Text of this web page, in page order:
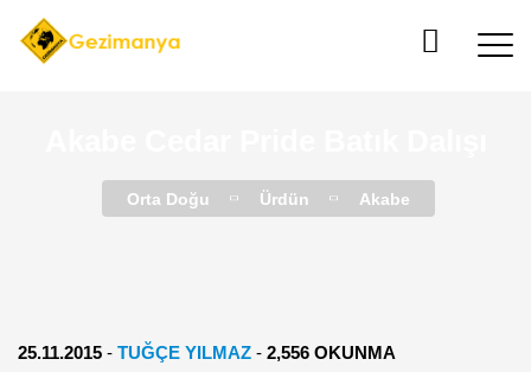
Orta Doğu Ürdün Akabe
25.11.2015 - TUĞÇE YILMAZ - 2,556 OKUNMA